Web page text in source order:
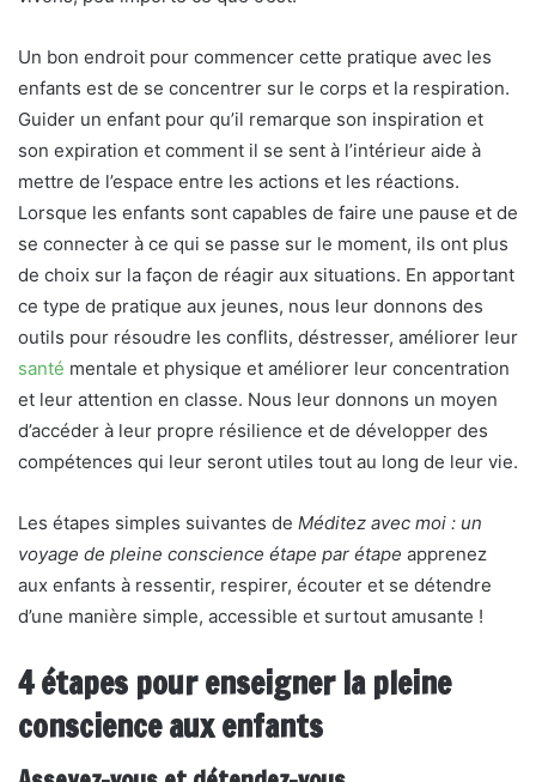
Un bon endroit pour commencer cette pratique avec les
enfants est de se concentrer sur le corps et la respiration.
Guider un enfant pour qu’il remarque son inspiration et
son expiration et comment il se sent à l’intérieur aide à
mettre de l’espace entre les actions et les réactions.
Lorsque les enfants sont capables de faire une pause et de
se connecter à ce qui se passe sur le moment, ils ont plus
de choix sur la façon de réagir aux situations. En apportant
ce type de pratique aux jeunes, nous leur donnons des
outils pour résoudre les conflits, déstresser, améliorer leur
santé mentale et physique et améliorer leur concentration
et leur attention en classe. Nous leur donnons un moyen
d’accéder à leur propre résilience et de développer des
compétences qui leur seront utiles tout au long de leur vie.
Les étapes simples suivantes de Méditez avec moi : un
voyage de pleine conscience étape par étape apprenez
aux enfants à ressentir, respirer, écouter et se détendre
d’une manière simple, accessible et surtout amusante !
4 étapes pour enseigner la pleine
conscience aux enfants